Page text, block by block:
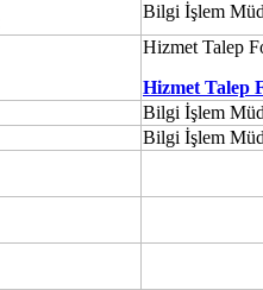
Bilgi İşlem
Hizmet Talep
Hizmet Talep
Bilgi İşlem
Bilgi İşlem